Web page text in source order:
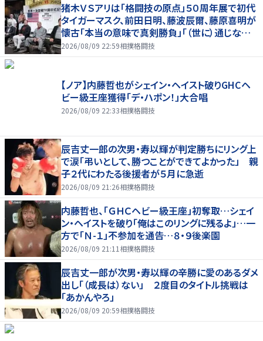
猪木ＶＳアリは「格闘技の原点」５０周年展で初代
タイガーマスク、前田日明、藤波辰爾、藤原喜明が
懐古「本当の意味で真剣勝負」「（世に）通じない
歯がゆさも」
2026/08/09 22:59相撲格闘技
【ノア】内藤哲也がシェイン・ヘイスト破りGHCヘ
ビー級王座獲得「デ・ハポン！」大合唱
2026/08/09 22:33相撲格闘技
辰吉丈一郎の次男・寿以輝が判定勝ちにリング上
で涙「弔いとして、勝つことができてよかった」 親
子２代にわたる後援者が５月に急逝
2026/08/09 21:26相撲格闘技
内藤哲也、「ＧＨＣヘビー級王座」初奪取…シェイ
ン・ヘイストを破り「俺はこのリングに残るよ」…一
方で「Ｎ-１」不参加を通告…８・９後楽園
2026/08/09 21:11 相撲格闘技
辰吉丈一郎が次男・寿以輝の辛勝に愛のあるダメ
出し「（成長は）ない」 ２度目のタイトル挑戦は
「あかんやろ」
2026/08/09 20:59相撲格闘技